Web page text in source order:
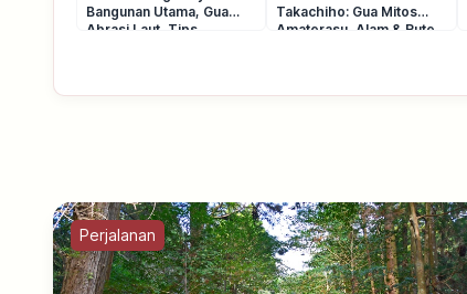
Bangunan Utama, Gua
Abrasi Laut, Tips
Takachiho: Gua Mitos
Amaterasu, Alam & Rute
Perjalanan